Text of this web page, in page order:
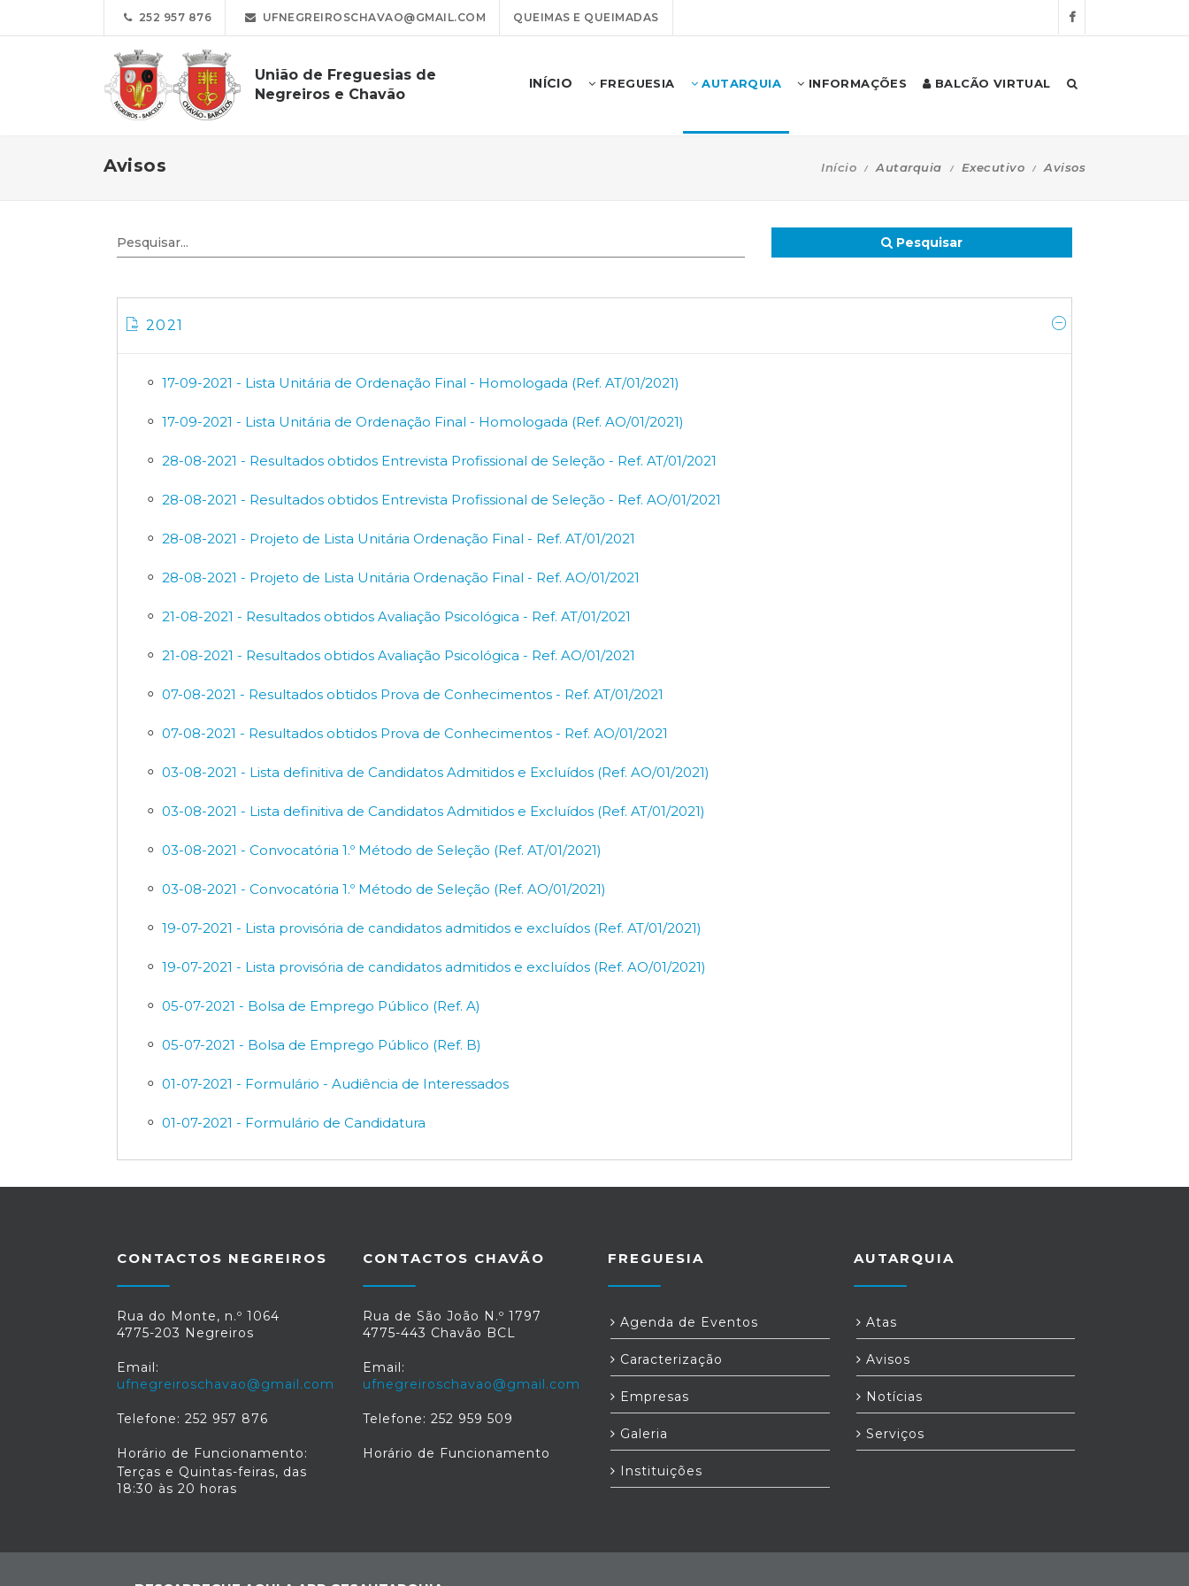
252 957 876 UFNEGREIROSCHAVAO@GMAIL.COM QUEIMAS E QUEIMADAS
União de Freguesias de
Negreiros e Chavão
INÍCIO FREGUESIA AUTARQUIA INFORMAÇÕES BALCÃO VIRTUAL
Avisos Início Autarquia Executivo Avisos
Pesquisar
2021
17-09-2021 - Lista Unitária de Ordenação Final - Homologada (Ref. AT/01/2021)
17-09-2021 - Lista Unitária de Ordenação Final - Homologada (Ref. AO/01/2021)
28-08-2021 - Resultados obtidos Entrevista Profissional de Seleção - Ref. AT/01/2021
28-08-2021 - Resultados obtidos Entrevista Profissional de Seleção - Ref. AO/01/2021
28-08-2021 - Projeto de Lista Unitária Ordenação Final - Ref. AT/01/2021
28-08-2021 - Projeto de Lista Unitária Ordenação Final - Ref. AO/01/2021
21-08-2021 - Resultados obtidos Avaliação Psicológica - Ref. AT/01/2021
21-08-2021 - Resultados obtidos Avaliação Psicológica - Ref. AO/01/2021
07-08-2021 - Resultados obtidos Prova de Conhecimentos - Ref. AT/01/2021
07-08-2021 - Resultados obtidos Prova de Conhecimentos - Ref. AO/01/2021
03-08-2021 - Lista definitiva de Candidatos Admitidos e Excluídos (Ref. AO/01/2021)
03-08-2021 - Lista definitiva de Candidatos Admitidos e Excluídos (Ref. AT/01/2021)
03-08-2021 - Convocatória 1.º Método de Seleção (Ref. AT/01/2021)
03-08-2021 - Convocatória 1.º Método de Seleção (Ref. AO/01/2021)
19-07-2021 - Lista provisória de candidatos admitidos e excluídos (Ref. AT/01/2021)
19-07-2021 - Lista provisória de candidatos admitidos e excluídos (Ref. AO/01/2021)
05-07-2021 - Bolsa de Emprego Público (Ref. A)
05-07-2021 - Bolsa de Emprego Público (Ref. B)
01-07-2021 - Formulário - Audiência de Interessados
01-07-2021 - Formulário de Candidatura
CONTACTOS NEGREIROS
Rua do Monte, n.º 1064
4775-203 Negreiros
Email:
ufnegreiroschavao@gmail.com
Telefone: 252 957 876
Horário de Funcionamento:
Terças e Quintas-feiras, das
18:30 às 20 horas
CONTACTOS CHAVÃO
Rua de São João N.º 1797
4775-443 Chavão BCL
Email:
ufnegreiroschavao@gmail.com
Telefone: 252 959 509
Horário de Funcionamento
FREGUESIA
Agenda de Eventos
Caracterização
Empresas
Galeria
Instituições
AUTARQUIA
Atas
Avisos
Notícias
Serviços